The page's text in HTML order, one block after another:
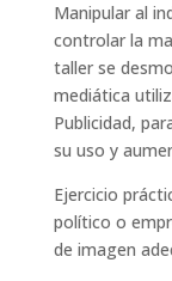
Manipular al
controlar la
taller se
mediática
Publicidad,
su uso y
Ejercicio
político o
de imagen